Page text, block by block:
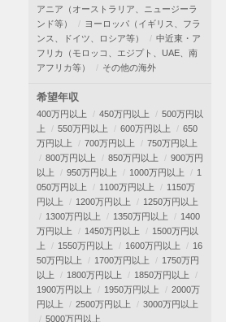
アニア（オーストラリア、ニュージーラ
ンド等）
ヨーロッパ（イギリス、フラ
ンス、ドイツ、ロシア等）
中近東・ア
フリカ（モロッコ、エジプト、UAE、南
アフリカ等）
その他の海外
希望年収
400万円以上 450万円以上
500万円以
上
550万円以上 600万円以上
650
万円以上
700万円以上
750万円以上
800万円以上
850万円以上
900万円
以上
950万円以上 1000万円以上
1
050万円以上
1100万円以上
1150万
円以上
1200万円以上
1250万円以上
1300万円以上
1350万円以上
1400
万円以上
1450万円以上
1500万円以
上
1550万円以上 1600万円以上
16
50万円以上
1700万円以上
1750万円
以上
1800万円以上
1850万円以上
1900万円以上
1950万円以上
2000万
円以上
2500万円以上
3000万円以上
5000万円以上